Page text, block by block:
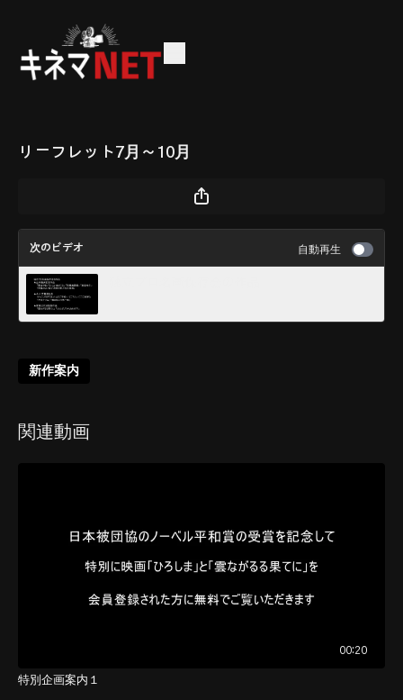
リーフレット7月～10月
次のビデオ 自動再生
新作案内
関連動画
00:20
特別企画案内１